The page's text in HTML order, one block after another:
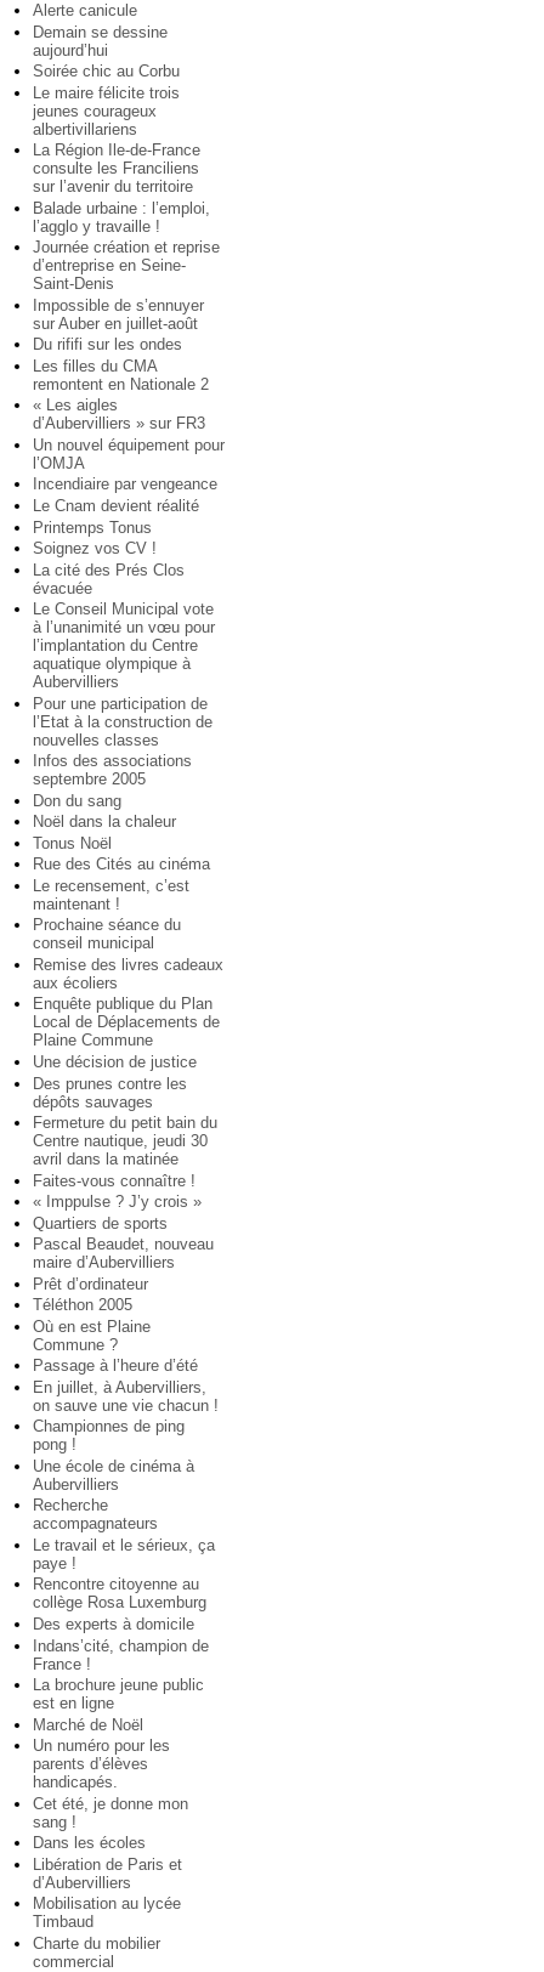
Alerte canicule
Demain se dessine
aujourd’hui
Soirée chic au Corbu
Le maire félicite trois
jeunes courageux
albertivillariens
La Région Ile-de-France
consulte les Franciliens
sur l’avenir du territoire
Balade urbaine : l’emploi,
l’agglo y travaille !
Journée création et reprise
d’entreprise en Seine-
Saint-Denis
Impossible de s’ennuyer
sur Auber en juillet-août
Du rififi sur les ondes
Les filles du CMA
remontent en Nationale 2
« Les aigles
d’Aubervilliers » sur FR3
Un nouvel équipement pour
l’OMJA
Incendiaire par vengeance
Le Cnam devient réalité
Printemps Tonus
Soignez vos CV !
La cité des Prés Clos
évacuée
Le Conseil Municipal vote
à l’unanimité un vœu pour
l’implantation du Centre
aquatique olympique à
Aubervilliers
Pour une participation de
l’Etat à la construction de
nouvelles classes
Infos des associations
septembre 2005
Don du sang
Noël dans la chaleur
Tonus Noël
Rue des Cités au cinéma
Le recensement, c’est
maintenant !
Prochaine séance du
conseil municipal
Remise des livres cadeaux
aux écoliers
Enquête publique du Plan
Local de Déplacements de
Plaine Commune
Une décision de justice
Des prunes contre les
dépôts sauvages
Fermeture du petit bain du
Centre nautique, jeudi 30
avril dans la matinée
Faites-vous connaître !
« Imppulse ? J’y crois »
Quartiers de sports
Pascal Beaudet, nouveau
maire d’Aubervilliers
Prêt d’ordinateur
Téléthon 2005
Où en est Plaine
Commune ?
Passage à l’heure d’été
En juillet, à Aubervilliers,
on sauve une vie chacun !
Championnes de ping
pong !
Une école de cinéma à
Aubervilliers
Recherche
accompagnateurs
Le travail et le sérieux, ça
paye !
Rencontre citoyenne au
collège Rosa Luxemburg
Des experts à domicile
Indans’cité, champion de
France !
La brochure jeune public
est en ligne
Marché de Noël
Un numéro pour les
parents d’élèves
handicapés.
Cet été, je donne mon
sang !
Dans les écoles
Libération de Paris et
d’Aubervilliers
Mobilisation au lycée
Timbaud
Charte du mobilier
commercial